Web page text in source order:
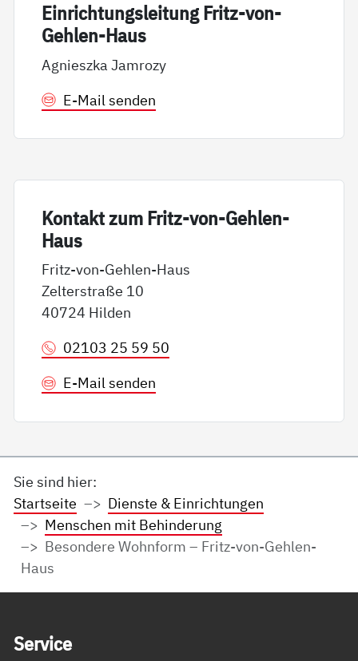
Ein­rich­tungs­lei­tung Fritz-von-
Geh­len-Haus
Agnieszka Jamrozy
E-Mail senden
Kon­takt zum Fritz-von-Geh­len-
Haus
Fritz-von-Gehlen-Haus
Zelterstraße 10
40724 Hilden
02103 25 59 50
E-Mail senden
Sie sind hier:
Startseite
Dienste & Einrichtungen
Menschen mit Behinderung
Besondere Wohnform – Fritz-von-Gehlen-
Haus
Ser­vice